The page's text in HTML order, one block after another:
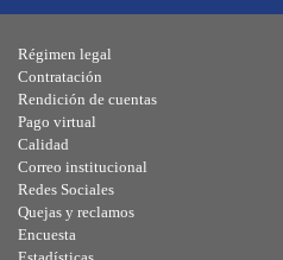
Régimen legal
Contratación
Rendición de cuentas
Pago virtual
Calidad
Correo institucional
Redes Sociales
Quejas y reclamos
Encuesta